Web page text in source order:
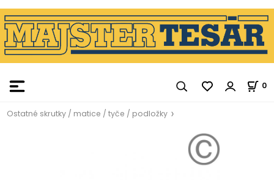
0
Ostatné skrutky / matice / tyče / podložky